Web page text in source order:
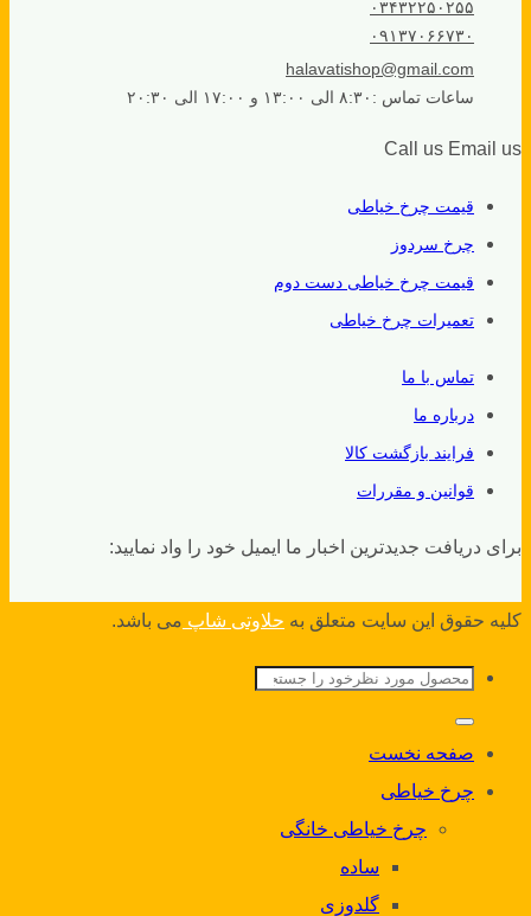
۰۳۴۳۲۲۵۰۲۵۵
۰۹۱۳۷۰۶۶۷۳۰
halavatishop@gmail.com
ساعات تماس :۸:۳۰ الی ۱۳:۰۰ و ۱۷:۰۰ الی ۲۰:۳۰
Call us Email us
قیمت چرخ خیاطی
چرخ سردوز
قیمت چرخ خیاطی دست دوم
تعمیرات چرخ خیاطی
تماس با ما
درباره ما
فرایند بازگشت کالا
قوانین و مقررات
برای دریافت جدیدترین اخبار ما ایمیل خود را واد نمایید:
کلیه حقوق این سایت متعلق به حلاوتی شاپ می باشد.
جستجو
برای:
صفحه نخست
چرخ خیاطی
چرخ خیاطی خانگی
ساده
گلدوزی